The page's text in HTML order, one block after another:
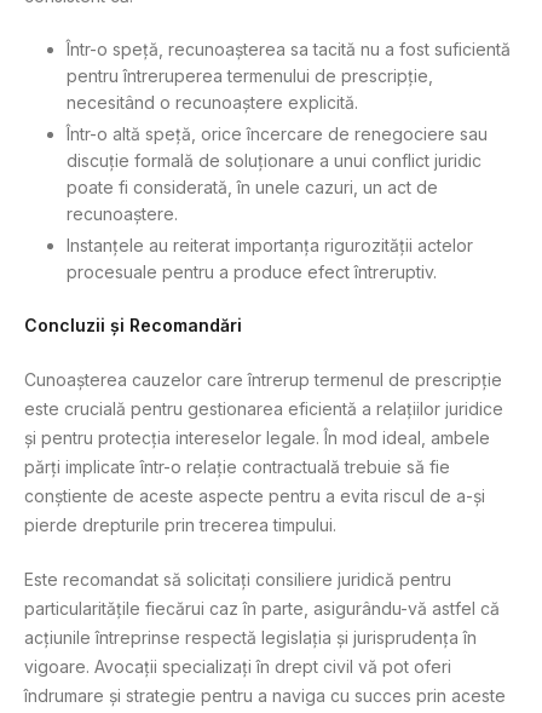
Într-o speță, recunoașterea sa tacită nu a fost suficientă
pentru întreruperea termenului de prescripție,
necesitând o recunoaștere explicită.
Într-o altă speță, orice încercare de renegociere sau
discuție formală de soluționare a unui conflict juridic
poate fi considerată, în unele cazuri, un act de
recunoaștere.
Instanțele au reiterat importanța rigurozității actelor
procesuale pentru a produce efect întreruptiv.
Concluzii și Recomandări
Cunoașterea cauzelor care întrerup termenul de prescripție
este crucială pentru gestionarea eficientă a relațiilor juridice
și pentru protecția intereselor legale. În mod ideal, ambele
părți implicate într-o relație contractuală trebuie să fie
conștiente de aceste aspecte pentru a evita riscul de a-și
pierde drepturile prin trecerea timpului.
Este recomandat să solicitați consiliere juridică pentru
particularitățile fiecărui caz în parte, asigurându-vă astfel că
acțiunile întreprinse respectă legislația și jurisprudența în
vigoare. Avocații specializați în drept civil vă pot oferi
îndrumare și strategie pentru a naviga cu succes prin aceste